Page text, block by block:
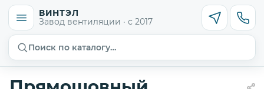
ВИНТЭЛ
Завод вентиляции · с 2017
Поиск по каталогу…